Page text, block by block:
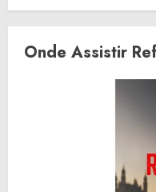
Onde Assistir